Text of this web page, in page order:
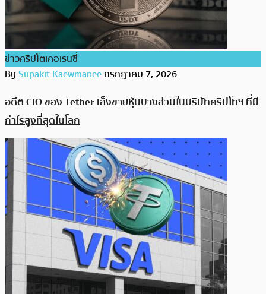
ข่าวคริปโตเคอเรนซี่
BySupakit Kaewmaneeกรกฎาคม 7, 2026
อดีต CIO ของ Tether เล็งขายหุ้นบางส่วนในบริษัทคริปโทฯ ที่มี
กำไรสูงที่สุดในโลก